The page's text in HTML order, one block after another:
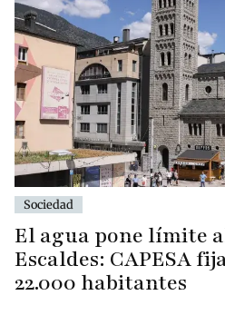
Sociedad
El agua pone límite
Escaldes: CAPESA
22.000 habitantes